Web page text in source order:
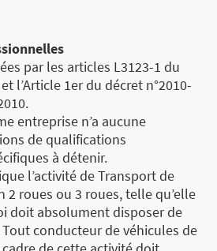
par les articles L3123-1 du
l’Article 1er du décret n°2010-
entreprise n’a aucune
de qualifications
à détenir.
l’activité de Transport de
2 roues ou 3 roues, telle qu’elle
doit absolument disposer de
conducteur de véhicules de